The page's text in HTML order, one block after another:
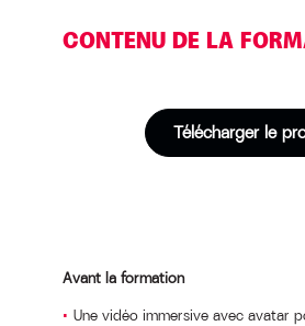
CONTENU DE LA
Télécharger le
Avant la formation
Une vidéo immersive avec avatar